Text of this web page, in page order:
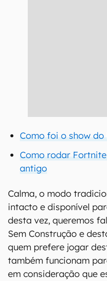
Como foi o show
Como rodar
antigo
Calma, o modo
intacto e disponível
desta vez, queremos
Sem Construção e
quem prefere jogar
também funcionam
em consideração que